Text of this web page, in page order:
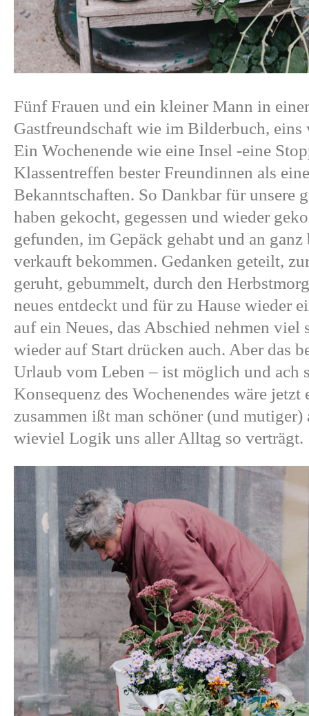
Fünf Frauen und ein kleiner Mann in
Gastfreundschaft wie im Bilderbuch, eins
Ein Wochenende wie eine Insel -eine
Klassentreffen bester Freundinnen als
Bekanntschaften. So Dankbar für unsere
haben gekocht, gegessen und wieder
gefunden, im Gepäck gehabt und an
verkauft bekommen. Gedanken geteilt,
geruht, gebummelt, durch den
neues entdeckt und für zu Hause wieder
auf ein Neues, das Abschied nehmen viel
wieder auf Start drücken auch. Aber das
Urlaub vom Leben – ist möglich und ach
Konsequenz des Wochenendes wäre
zusammen ißt man schöner (und mutiger)
wieviel Logik uns aller Alltag so verträgt.